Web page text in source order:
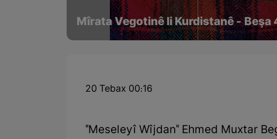
Mîrata Vegotinê li Kurdistanê - Beşa
20 Tebax 00:16
"Meseleyî Wîjdan" Ehmed Muxtar